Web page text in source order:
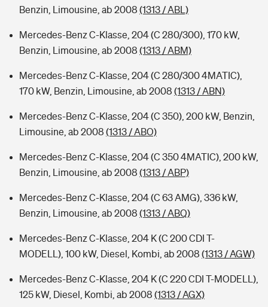
Benzin, Limousine, ab 2008 (1313 / ABL)
Mercedes-Benz C-Klasse, 204 (C 280/300), 170 kW,
Benzin, Limousine, ab 2008 (1313 / ABM)
Mercedes-Benz C-Klasse, 204 (C 280/300 4MATIC),
170 kW, Benzin, Limousine, ab 2008 (1313 / ABN)
Mercedes-Benz C-Klasse, 204 (C 350), 200 kW, Benzin,
Limousine, ab 2008 (1313 / ABO)
Mercedes-Benz C-Klasse, 204 (C 350 4MATIC), 200 kW,
Benzin, Limousine, ab 2008 (1313 / ABP)
Mercedes-Benz C-Klasse, 204 (C 63 AMG), 336 kW,
Benzin, Limousine, ab 2008 (1313 / ABQ)
Mercedes-Benz C-Klasse, 204 K (C 200 CDI T-
MODELL), 100 kW, Diesel, Kombi, ab 2008 (1313 / AGW)
Mercedes-Benz C-Klasse, 204 K (C 220 CDI T-MODELL),
125 kW, Diesel, Kombi, ab 2008 (1313 / AGX)